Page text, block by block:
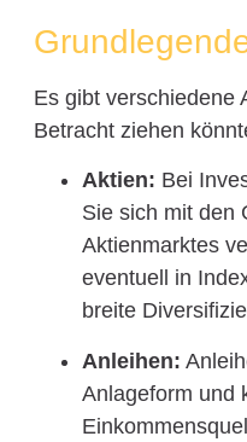
Es gibt verschiedene
Betracht ziehen
Aktien: Bei
Sie sich mit den
Aktienmarktes
eventuell in
breite
Anleihen:
Anlageform und